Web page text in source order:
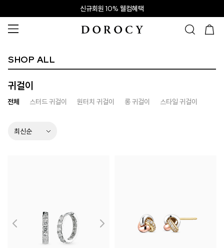
신규회원 10% 웰컴혜택
SHOP ALL
귀걸이
전체 스터드 귀걸이 원터치 귀걸이 롱 귀걸이 스타일 귀걸이